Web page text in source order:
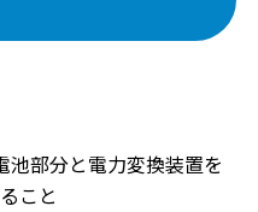
池部分と電力変換装置を
こと